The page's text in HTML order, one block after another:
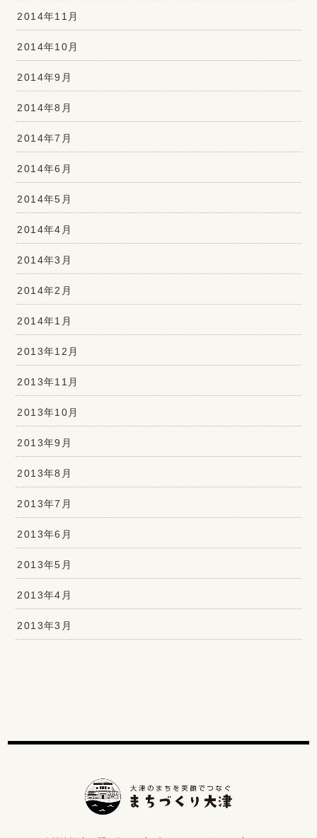
2014年11月
2014年10月
2014年9月
2014年8月
2014年7月
2014年6月
2014年5月
2014年4月
2014年3月
2014年2月
2014年1月
2013年12月
2013年11月
2013年10月
2013年9月
2013年8月
2013年7月
2013年6月
2013年5月
2013年4月
2013年3月